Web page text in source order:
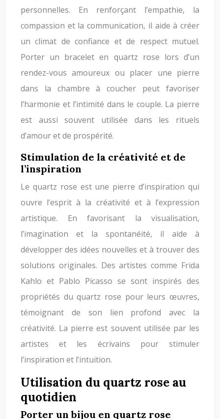
personnelles. En renforçant l’empathie, la
compassion et la communication, il aide à créer
un climat de confiance et de respect mutuel.
Porter un bracelet en quartz rose lors d’un
rendez-vous amoureux ou placer une pierre
dans la chambre à coucher peut favoriser
l’harmonie et l’intimité dans le couple. La pierre
est aussi souvent utilisée dans les rituels
d’amour et de prospérité.
Stimulation de la créativité et de
l’inspiration
Le quartz rose est une pierre d’inspiration qui
ouvre l’esprit à la créativité et à l’expression
artistique. En favorisant la visualisation,
l’imagination et la spontanéité, il aide à
développer des idées nouvelles et à trouver des
solutions originales. Des artistes comme Frida
Kahlo et Pablo Picasso se sont inspirés des
propriétés du quartz rose pour leurs œuvres,
témoignant de son lien profond avec la
créativité. La pierre est souvent utilisée par les
artistes et les écrivains pour stimuler
l’inspiration et l’intuition.
Utilisation du quartz rose au
quotidien
Porter un bijou en quartz rose